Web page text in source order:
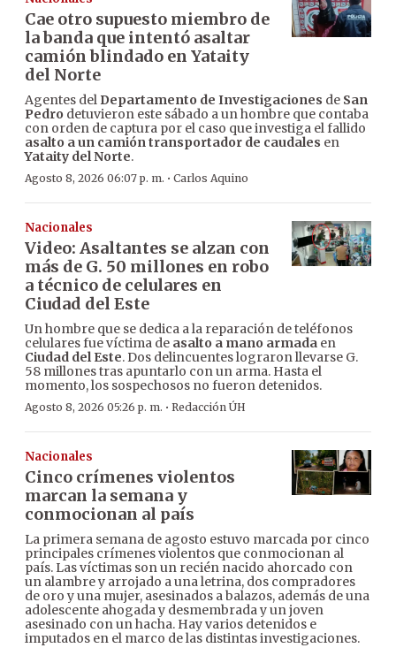
Cae otro supuesto miembro de
la banda que intentó asaltar
camión blindado en Yataity
del Norte
Agentes del Departamento de Investigaciones de San
Pedro detuvieron este sábado a un hombre que contaba
con orden de captura por el caso que investiga el fallido
asalto a un camión transportador de caudales en
Yataity del Norte.
Agosto 8, 2026 06:07 p. m. · Carlos Aquino
Nacionales
Video: Asaltantes se alzan con
más de G. 50 millones en robo
a técnico de celulares en
Ciudad del Este
Un hombre que se dedica a la reparación de teléfonos
celulares fue víctima de asalto a mano armada en
Ciudad del Este. Dos delincuentes lograron llevarse G.
58 millones tras apuntarlo con un arma. Hasta el
momento, los sospechosos no fueron detenidos.
Agosto 8, 2026 05:26 p. m. · Redacción ÚH
Nacionales
Cinco crímenes violentos
marcan la semana y
conmocionan al país
La primera semana de agosto estuvo marcada por cinco
principales crímenes violentos que conmocionan al
país. Las víctimas son un recién nacido ahorcado con
un alambre y arrojado a una letrina, dos compradores
de oro y una mujer, asesinados a balazos, además de una
adolescente ahogada y desmembrada y un joven
asesinado con un hacha. Hay varios detenidos e
imputados en el marco de las distintas investigaciones.